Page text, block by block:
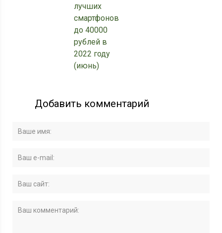
лучших
смартфонов
до 40000
рублей в
2022 году
(июнь)
Добавить комментарий